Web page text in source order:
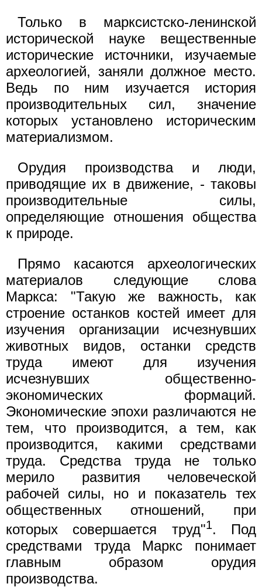
Только в марксистско-ленинской
исторической науке вещественные
исторические источники, изучаемые
археологией, заняли должное место.
Ведь по ним изучается история
производительных сил, значение
которых установлено историческим
материализмом.
Орудия производства и люди,
приводящие их в движение, - таковы
производительные силы,
определяющие отношения общества
к природе.
Прямо касаются археологических
материалов следующие слова
Маркса: "Такую же важность, как
строение останков костей имеет для
изучения организации исчезнувших
животных видов, останки средств
труда имеют для изучения
исчезнувших общественно-
экономических формаций.
Экономические эпохи различаются не
тем, что производится, а тем, как
производится, какими средствами
труда. Средства труда не только
мерило развития человеческой
рабочей силы, но и показатель тех
общественных отношений, при
которых совершается труд"1. Под
средствами труда Маркс понимает
главным образом орудия
производства.